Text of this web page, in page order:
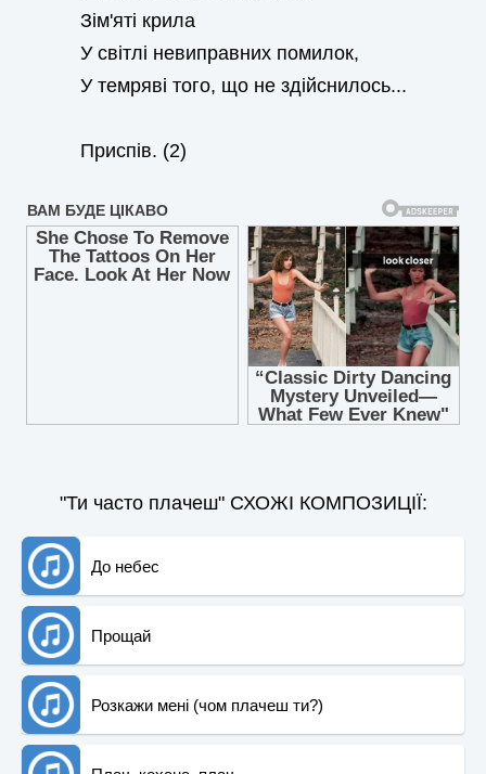
Зім'яті крила
У світлі невиправних помилок,
У темряві того, що не здійснилось...
Приспів. (2)
"Ти часто плачеш" СХОЖІ КОМПОЗИЦІЇ:
До небес
Прощай
Розкажи мені (чом плачеш ти?)